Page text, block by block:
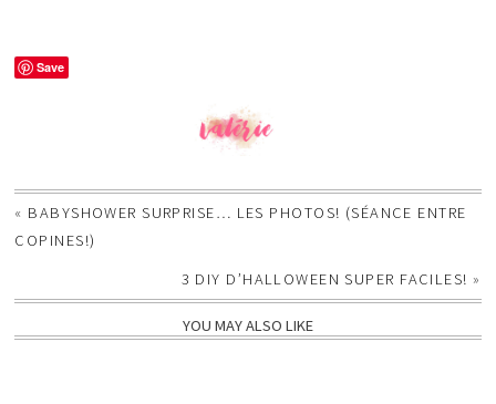
Save
« BABYSHOWER SURPRISE… LES PHOTOS! (SÉANCE ENTRE
COPINES!)
3 DIY D’HALLOWEEN SUPER FACILES! »
YOU MAY ALSO LIKE